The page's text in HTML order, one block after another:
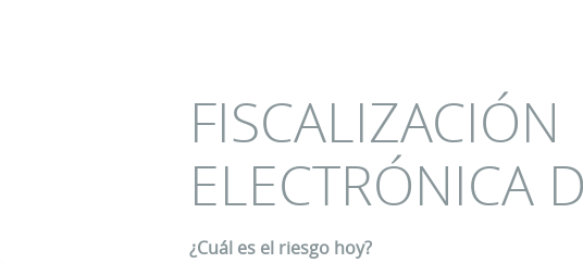
FISCALIZACIÓN
ELECTRÓNICA
¿Cuál es el riesgo hoy?